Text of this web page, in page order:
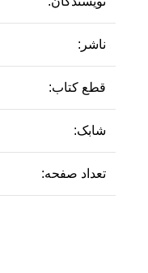
ناشر:
قطع کتاب:
شابک:
تعداد صفحه: